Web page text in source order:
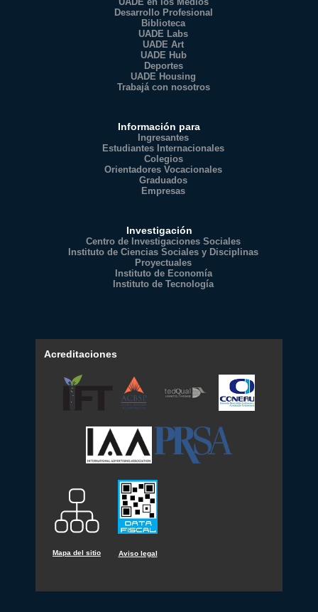
Desarrollo Profesional
Biblioteca
UADE Labs
UADE Art
UADE Hub
Deportes
UADE Housing
Trabajá con nosotros
Información para
Ingresantes
Estudiantes Internacionales
Colegios
Orientadores Vocacionales
Graduados
Empresas
Investigación
Centro de Investigaciones Sociales
Instituto de Ciencias Sociales y Disciplinas
Proyectuales
Instituto de Economía
Instituto de Tecnología
Acreditaciones
Mapa del sitio Aviso legal